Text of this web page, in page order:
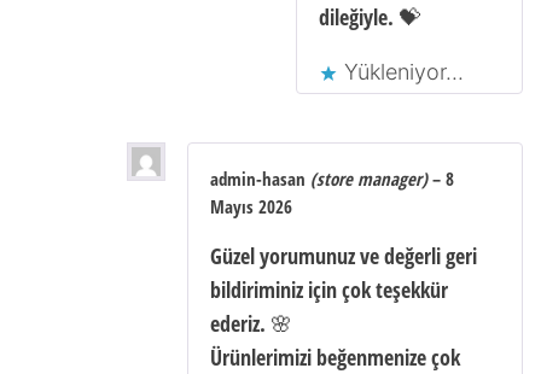
dileğiyle. 💝
Yükleniyor...
admin-hasan (store manager) – 8
Mayıs 2026
Güzel yorumunuz ve değerli geri
bildiriminiz için çok teşekkür
ederiz. 🌸
Ürünlerimizi beğenmenize çok